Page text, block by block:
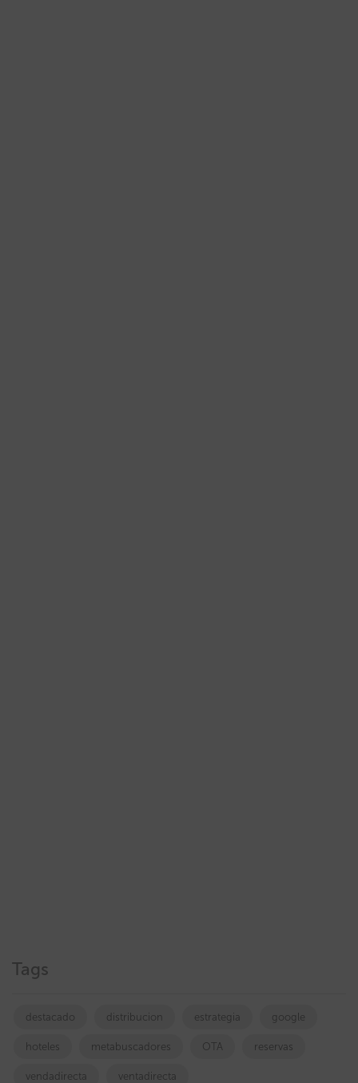
Tags
destacado distribucion estrategia google
hoteles metabuscadores OTA reservas
vendadirecta ventadirecta